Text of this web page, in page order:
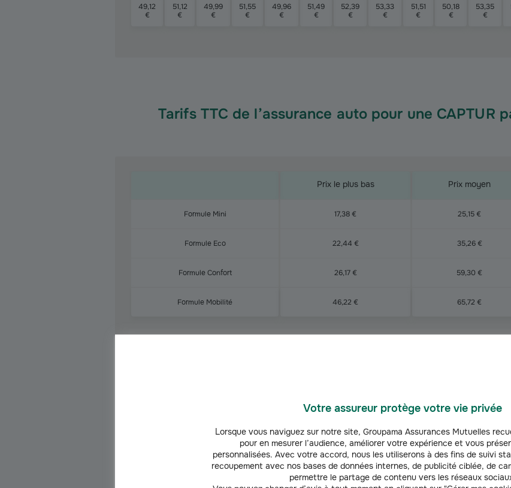
Votre assureur protège votre vie privée
Lorsque vous naviguez sur notre site, Groupama Assurances Mutuelles
pour en mesurer l’audience, améliorer votre expérience et vous
personnalisées. Avec votre accord, nous les utiliserons à des fins de suivi
recoupement avec nos bases de données internes, de publicité ciblée, de
permettre le partage de contenu vers les réseaux
49,12
€
51,12
€
49,99
€
51,55
€
49,96
€
51,49
€
52,39
€
53,33
€
51,51
€
50,18
€
53,35
€
Tarifs TTC de l’assurance auto pour une CAPTUR
Prix le plus bas Prix moyen
Formule Mini 17,38 € 25,15 €
Formule Eco 22,44 € 35,26 €
Formule Confort 26,17 € 59,30 €
Formule Mobilité 46,22 € 65,72 €
Tarifs juil-26 en TTC et par région de notre assurance
Manche
Occitanie
Océan
Indien
Rhône-Alpes
Auvergne
Méditerranée